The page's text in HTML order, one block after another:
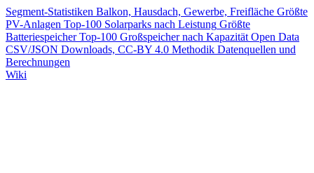
Segment-Statistiken Balkon, Hausdach, Gewerbe, Freifläche Größte
PV-Anlagen Top-100 Solarparks nach Leistung Größte
Batteriespeicher Top-100 Großspeicher nach Kapazität Open Data
CSV/JSON Downloads, CC-BY 4.0 Methodik Datenquellen und
Berechnungen
Wiki